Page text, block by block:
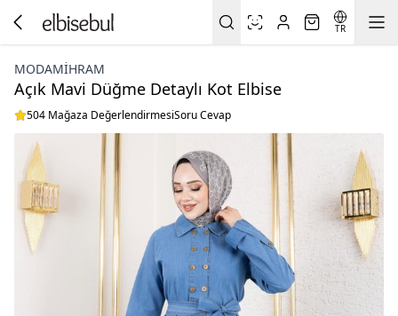
TR
MODAMIHRAM
Açık Mavi Düğme Detaylı Kot Elbise
504 Mağaza DeğerlendirmesiSoru Cevap